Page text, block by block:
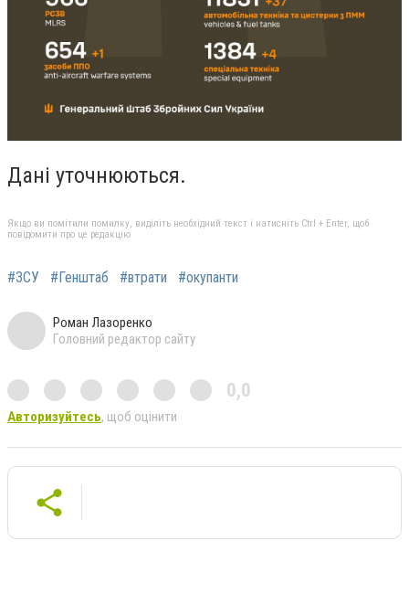
Дані уточнюються.
Якщо ви помітили помилку, виділіть необхідний текст і натисніть Ctrl + Enter, щоб
повідомити про це редакцію
#ЗСУ #Генштаб #втрати #окупанти
Роман Лазоренко
Головний редактор сайту
0,0
Авторизуйтесь, щоб оцінити